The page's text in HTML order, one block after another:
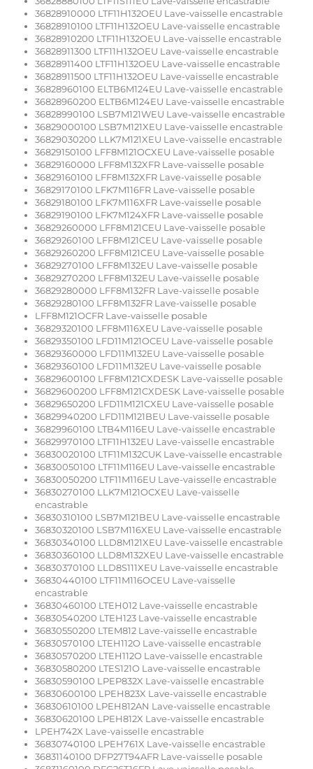
36828910000 LTF11H132OEU Lave-vaisselle encastrable
36828910100 LTF11H132OEU Lave-vaisselle encastrable
36828910200 LTF11H132OEU Lave-vaisselle encastrable
36828911300 LTF11H132OEU Lave-vaisselle encastrable
36828911400 LTF11H132OEU Lave-vaisselle encastrable
36828911500 LTF11H132OEU Lave-vaisselle encastrable
36828960100 ELTB6M124EU Lave-vaisselle encastrable
36828960200 ELTB6M124EU Lave-vaisselle encastrable
36828990100 LSB7M121WEU Lave-vaisselle encastrable
36829000100 LSB7M121XEU Lave-vaisselle encastrable
36829030200 LLK7M121XEU Lave-vaisselle encastrable
36829150100 LFF8M121OCXEU Lave-vaisselle posable
36829160000 LFF8M132XFR Lave-vaisselle posable
36829160100 LFF8M132XFR Lave-vaisselle posable
36829170100 LFK7M116FR Lave-vaisselle posable
36829180100 LFK7M116XFR Lave-vaisselle posable
36829190100 LFK7M124XFR Lave-vaisselle posable
36829260000 LFF8M121CEU Lave-vaisselle posable
36829260100 LFF8M121CEU Lave-vaisselle posable
36829260200 LFF8M121CEU Lave-vaisselle posable
36829270100 LFF8M132EU Lave-vaisselle posable
36829270200 LFF8M132EU Lave-vaisselle posable
36829280000 LFF8M132FR Lave-vaisselle posable
36829280100 LFF8M132FR Lave-vaisselle posable
LFF8M121OCFR Lave-vaisselle posable
36829320100 LFF8M116XEU Lave-vaisselle posable
36829350100 LFD11M121OCEU Lave-vaisselle posable
36829360000 LFD11M132EU Lave-vaisselle posable
36829360100 LFD11M132EU Lave-vaisselle posable
36829600100 LFF8M121CXDESK Lave-vaisselle posable
36829600200 LFF8M121CXDESK Lave-vaisselle posable
36829650200 LFD11M121CXEU Lave-vaisselle posable
36829940200 LFD11M121BEU Lave-vaisselle posable
36829960100 LTB4M116EU Lave-vaisselle encastrable
36829970100 LTF11H132EU Lave-vaisselle encastrable
36830020100 LTF11M132CUK Lave-vaisselle encastrable
36830050100 LTF11M116EU Lave-vaisselle encastrable
36830050200 LTF11M116EU Lave-vaisselle encastrable
36830270100 LLK7M121OCXEU Lave-vaisselle
encastrable
36830310100 LSB7M121BEU Lave-vaisselle encastrable
36830320100 LSB7M116XEU Lave-vaisselle encastrable
36830340100 LLD8M121XEU Lave-vaisselle encastrable
36830360100 LLD8M132XEU Lave-vaisselle encastrable
36830370100 LLD8S111XEU Lave-vaisselle encastrable
36830440100 LTF11M116OCEU Lave-vaisselle
encastrable
36830460100 LTEH012 Lave-vaisselle encastrable
36830540200 LTEH123 Lave-vaisselle encastrable
36830550200 LTEM812 Lave-vaisselle encastrable
36830570100 LTEH112O Lave-vaisselle encastrable
36830570200 LTEH112O Lave-vaisselle encastrable
36830580200 LTES121O Lave-vaisselle encastrable
36830590100 LPEP832X Lave-vaisselle encastrable
36830600100 LPEH823X Lave-vaisselle encastrable
36830610100 LPEH812AN Lave-vaisselle encastrable
36830620100 LPEH812X Lave-vaisselle encastrable
LPEH742X Lave-vaisselle encastrable
36830740100 LPEH761X Lave-vaisselle encastrable
36831140100 DFP27T94AFR Lave-vaisselle posable